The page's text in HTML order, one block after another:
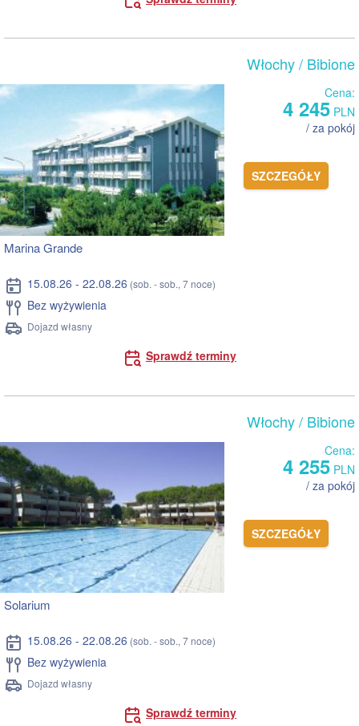
Włochy/ Bibione
Cena:
4 245 PLN
/ za pokój
SZCZEGÓŁY
Marina Grande
15.08.26 - 22.08.26 (sob. - sob., 7 noce)
Bez wyżywienia
Dojazd własny
Sprawdź terminy
Włochy/ Bibione
Cena:
4 255 PLN
/ za pokój
SZCZEGÓŁY
Solarium
15.08.26 - 22.08.26 (sob. - sob., 7 noce)
Bez wyżywienia
Dojazd własny
Sprawdź terminy